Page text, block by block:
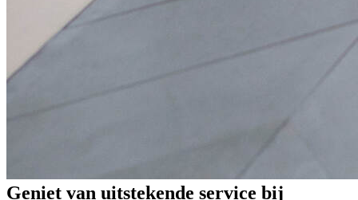
Geniet van uitstekende service bij